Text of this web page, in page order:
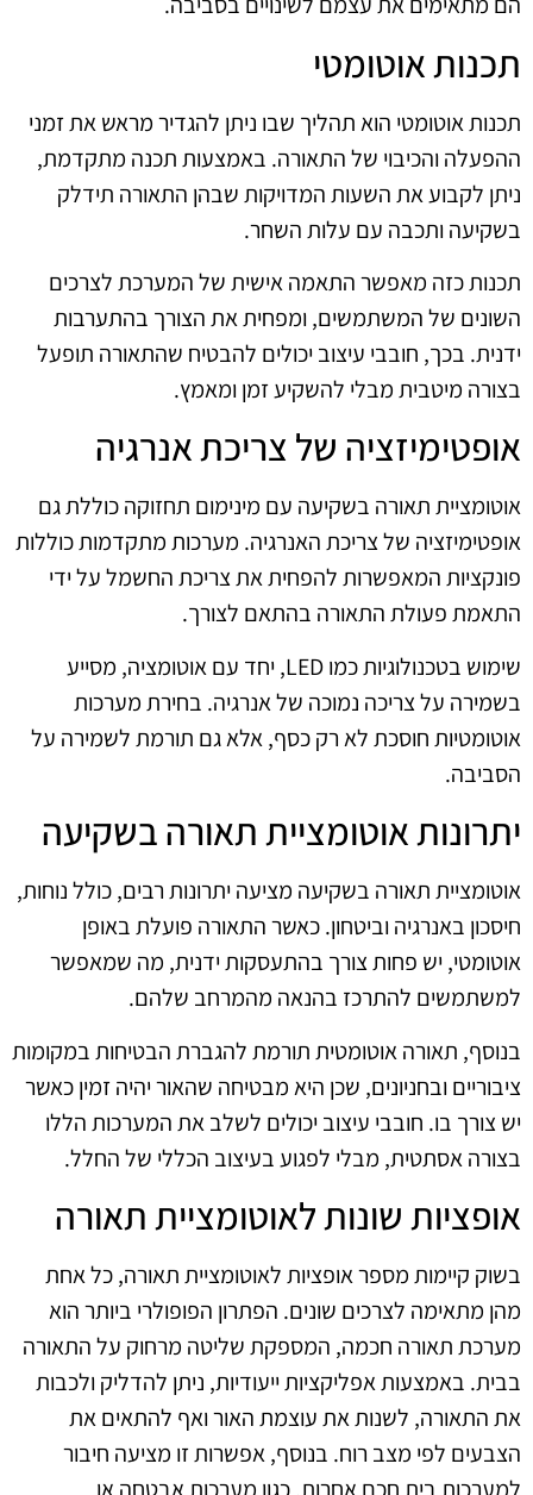
תכנות אוטומטי
תכנות אוטומטי הוא תהליך שבו ניתן להגדיר מראש את זמני
ההפעלה והכיבוי של התאורה. באמצעות תכנה מתקדמת,
ניתן לקבוע את השעות המדויקות שבהן התאורה תידלק
בשקיעה ותכבה עם עלות השחר.
תכנות כזה מאפשר התאמה אישית של המערכת לצרכים
השונים של המשתמשים, ומפחית את הצורך בהתערבות
ידנית. בכך, חובבי עיצוב יכולים להבטיח שהתאורה תופעל
בצורה מיטבית מבלי להשקיע זמן ומאמץ.
אופטימיזציה של צריכת אנרגיה
אוטומציית תאורה בשקיעה עם מינימום תחזוקה כוללת גם
אופטימיזציה של צריכת האנרגיה. מערכות מתקדמות כוללות
פונקציות המאפשרות להפחית את צריכת החשמל על ידי
התאמת פעולת התאורה בהתאם לצורך.
שימוש בטכנולוגיות כמו LED, יחד עם אוטומציה, מסייע
בשמירה על צריכה נמוכה של אנרגיה. בחירת מערכות
אוטומטיות חוסכת לא רק כסף, אלא גם תורמת לשמירה על
הסביבה.
יתרונות אוטומציית תאורה בשקיעה
אוטומציית תאורה בשקיעה מציעה יתרונות רבים, כולל נוחות,
חיסכון באנרגיה וביטחון. כאשר התאורה פועלת באופן
אוטומטי, יש פחות צורך בהתעסקות ידנית, מה שמאפשר
למשתמשים להתרכז בהנאה מהמרחב שלהם.
בנוסף, תאורה אוטומטית תורמת להגברת הבטיחות במקומות
ציבוריים ובחניונים, שכן היא מבטיחה שהאור יהיה זמין כאשר
יש צורך בו. חובבי עיצוב יכולים לשלב את המערכות הללו
בצורה אסתטית, מבלי לפגוע בעיצוב הכללי של החלל.
אופציות שונות לאוטומציית תאורה
בשוק קיימות מספר אופציות לאוטומציית תאורה, כל אחת
מהן מתאימה לצרכים שונים. הפתרון הפופולרי ביותר הוא
מערכת תאורה חכמה, המספקת שליטה מרחוק על התאורה
בבית. באמצעות אפליקציות ייעודיות, ניתן להדליק ולכבות
את התאורה, לשנות את עוצמת האור ואף להתאים את
הצבעים לפי מצב רוח. בנוסף, אפשרות זו מציעה חיבור